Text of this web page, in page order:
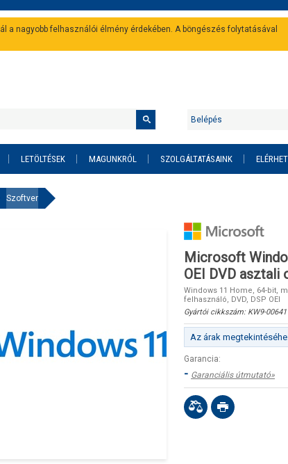
a nagyobb felhasználói élmény érdekében. A böngészés folytatásával
Belépés
LETÖLTÉSEK MAGUNKRÓL SZOLGÁLTATÁSAINK
Szoftver
Microsoft
OEI DVD
Windows 11 Home, 64-bit,
felhasználó, DVD, DSP OEI
Gyártói cikkszám: KW9-00641
Az árak
Garancia:
- Garanciális útmutató»